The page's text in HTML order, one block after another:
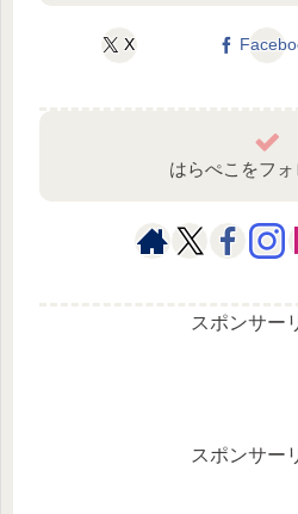
X
はらぺこをフォ
スポンサー
スポンサー